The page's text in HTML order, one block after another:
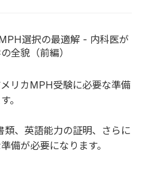
選択の最適解 - 内科医が
全貌（前編）
リカMPH受験に必要な準備
。
、英語能力の証明、さらに
備が必要になります。